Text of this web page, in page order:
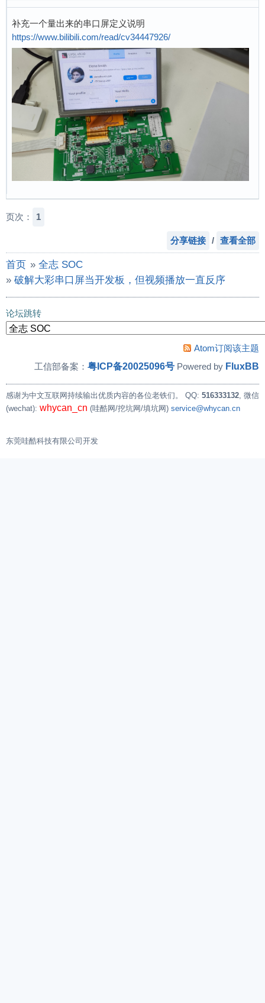
补充一个量出来的串口屏定义说明
https://www.bilibili.com/read/cv34447926/
页次： 1
分享链接 / 查看全部
首页 » 全志 SOC
» 破解大彩串口屏当开发板，但视频播放一直反序
论坛跳转
Atom订阅该主题
工信部备案： 粤ICP备20025096号 Powered by FluxBB
感谢为中文互联网持续输出优质内容的各位老铁们。 QQ: 516333132, 微信
(wechat): whycan_cn (哇酷网/挖坑网/填坑网) service@whycan.cn
东莞哇酷科技有限公司开发